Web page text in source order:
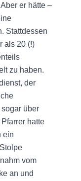
er hätte –
Stattdessen
als 20 (!)
zu haben.
der
über
hatte
ein
vom
an und